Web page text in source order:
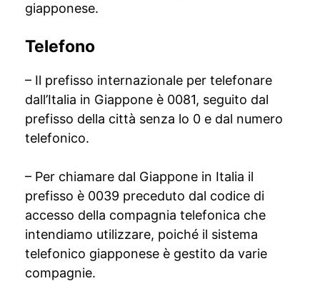
giapponese.
Telefono
– Il prefisso internazionale per telefonare
dall’Italia in Giappone è 0081, seguito dal
prefisso della città senza lo 0 e dal numero
telefonico.
– Per chiamare dal Giappone in Italia il
prefisso è 0039 preceduto dal codice di
accesso della compagnia telefonica che
intendiamo utilizzare, poiché il sistema
telefonico giapponese è gestito da varie
compagnie.